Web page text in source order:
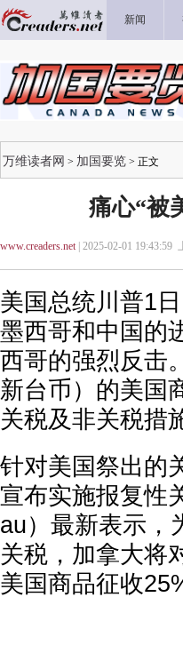
新闻
万维读者网 > 加国要览 > 正文
痛心“被
www.creaders.net| 2025-02-01 19:43:59
美国总统川普1
墨西哥和中国的
西哥的强烈反击
新台币）的美国
关税及非关税措
针对美国祭出的
宣布实施报复性
au）最新表示，
关税，加拿大将
美国商品征收